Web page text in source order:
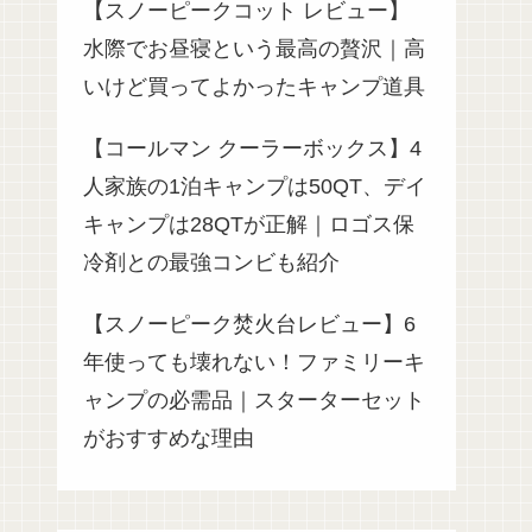
【スノーピークコット レビュー】
水際でお昼寝という最高の贅沢｜高
いけど買ってよかったキャンプ道具
【コールマン クーラーボックス】4
人家族の1泊キャンプは50QT、デイ
キャンプは28QTが正解｜ロゴス保
冷剤との最強コンビも紹介
【スノーピーク焚火台レビュー】6
年使っても壊れない！ファミリーキ
ャンプの必需品｜スターターセット
がおすすめな理由